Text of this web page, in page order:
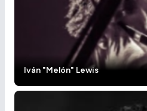
Iván "Melón" Lewis